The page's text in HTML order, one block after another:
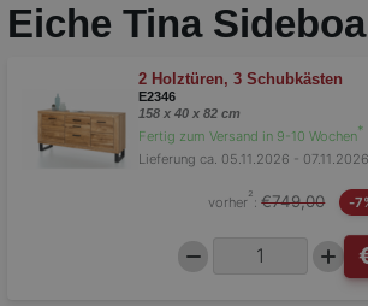
Eiche Tina
2 Holztüren, 3 Schubkästen
E2346
158 x 40 x 82 cm
Fertig zum Versand in 9-10 Wochen*
Lieferung ca. 05.11.2026 - 07.11.2026
vorher²:€749,00 -